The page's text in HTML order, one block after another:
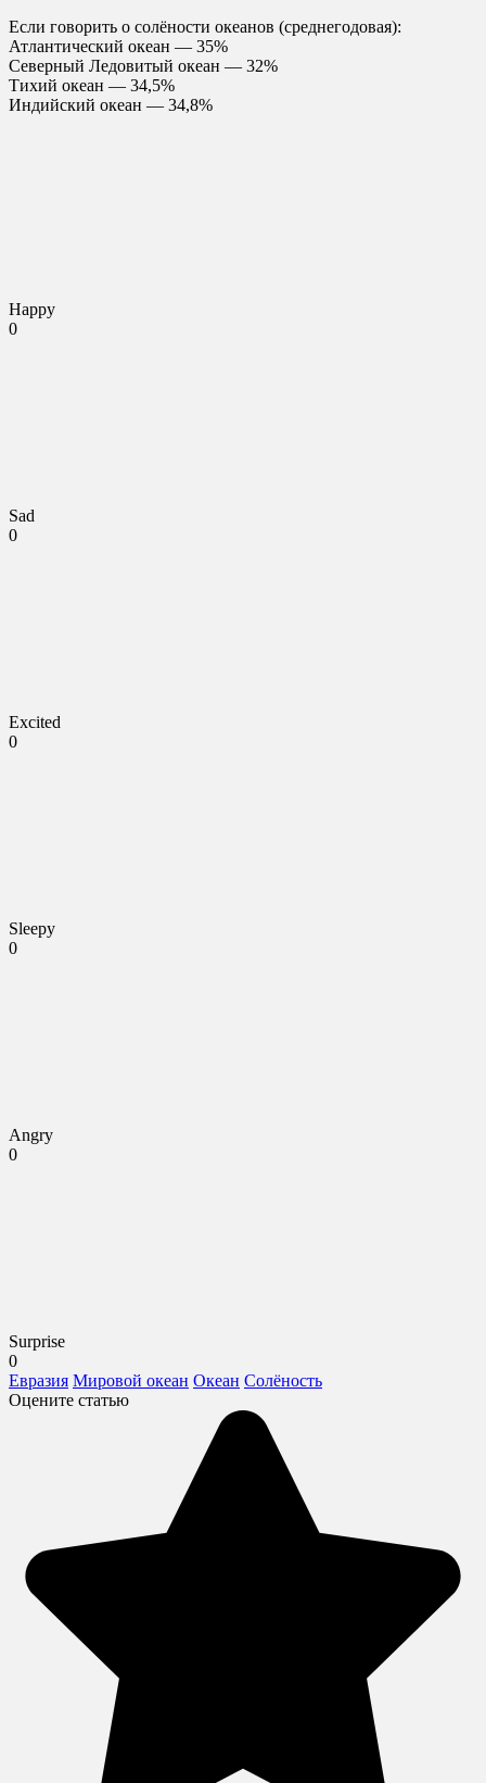
Если говорить о солёности океанов (среднегодовая):
Атлантический океан — 35%
Северный Ледовитый океан — 32%
Тихий океан — 34,5%
Индийский океан — 34,8%
Happy
0
Sad
0
Excited
0
Sleepy
0
Angry
0
Surprise
0
Евразия Мировой океан Океан Солёность
Оцените статью